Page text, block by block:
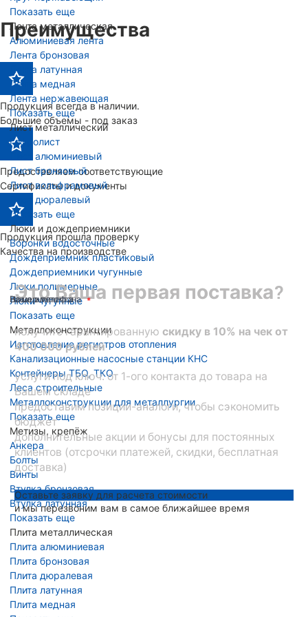
Показать еще
Лента металлическая
Алюминиевая лента
Лента бронзовая
Лента латунная
Лента медная
Лента нержавеющая
Показать еще
Лист металлический
Гофролист
Лист алюминиевый
Лист бронзовый
Лист вольфрамовый
Лист дюралевый
Показать еще
Люки и дождеприемники
Воронки водосточные
Дождеприемник пластиковый
Дождеприемники чугунные
Люки полимерные
Люки чугунные
Показать еще
Металлоконструкции
Изготовление регистров отопления
Канализационные насосные станции КНС
Контейнеры ТБО, ТКО
Леса строительные
Металлоконструкции для металлургии
Показать еще
Метизы, крепёж
Анкера
Болты
Винты
Втулка бронзовая
Втулка латунная
Показать еще
Плита металлическая
Плита алюминиевая
Плита бронзовая
Плита дюралевая
Плита латунная
Плита медная
Преимущества
Продукция всегда в наличии.
Большие объемы - под заказ
Предоставляем соответствующие
Сертификаты и документы
Продукция прошла проверку
Качества на производстве
Это Ваша первая поставка?
получите гарантированную скидку в 10% на чек от
400 000 рублей
услуги под ключ: от 1-ого контакта до товара на
Вашем складе
предоставим позиции-аналоги, чтобы сэкономить
бюджет
дополнительные акции и бонусы для постоянных
клиентов (отсрочки платежей, скидки, бесплатная
доставка)
Оставьте заявку для расчета стоимости
и мы перезвоним вам в самое ближайшее время
Ваше имя
Номер телефона
Ваша эл. почта